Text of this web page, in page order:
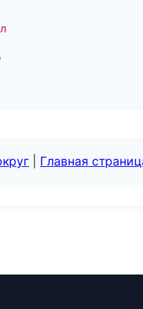
Главная